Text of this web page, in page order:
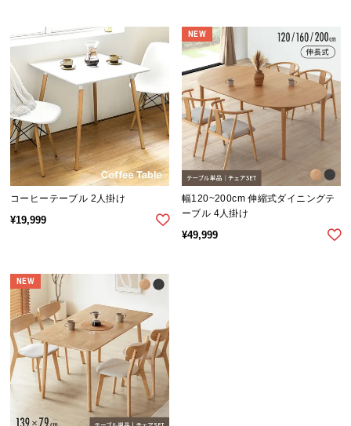
コーヒーテーブル 2人掛け
¥19,999
幅120~200cm 伸縮式ダイニングテ
ーブル 4人掛け
¥49,999
NEW
NEW